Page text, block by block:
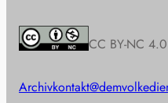
CC BY-NC 4.0
Archiv